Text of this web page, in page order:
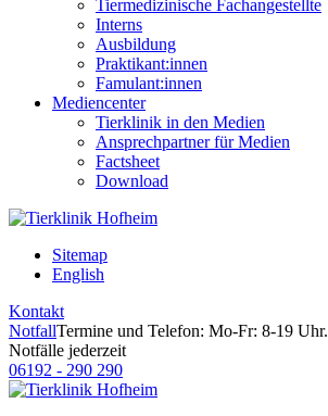
Tiermedizinische Fachangestellte
Interns
Ausbildung
Praktikant:innen
Famulant:innen
Mediencenter
Tierklinik in den Medien
Ansprechpartner für Medien
Factsheet
Download
Sitemap
English
Kontakt
NotfallTermine und Telefon: Mo-Fr: 8-19 Uhr.
Notfälle jederzeit
06192 - 290 290